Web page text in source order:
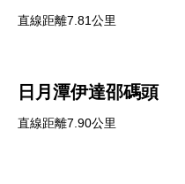
直線距離7.81公里
日月潭伊達邵碼頭
直線距離7.90公里